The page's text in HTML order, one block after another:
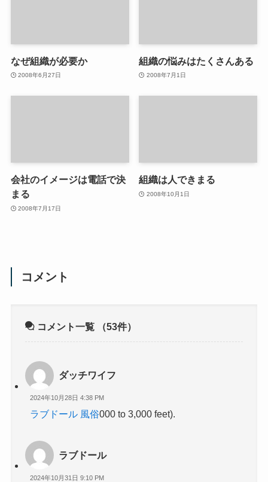
なぜ組織が必要か
2008年6月27日
組織の悩みはたくさんある
2008年7月1日
会社のイメージは電話で決
まる
2008年7月17日
組織は人できまる
2008年10月1日
コメント
コメント一覧 （53件）
ダッチワイフ
2024年10月28日 4:38 PM
ラブドール 風俗000 to 3,000 feet).
ラブドール
2024年10月31日 9:10 PM